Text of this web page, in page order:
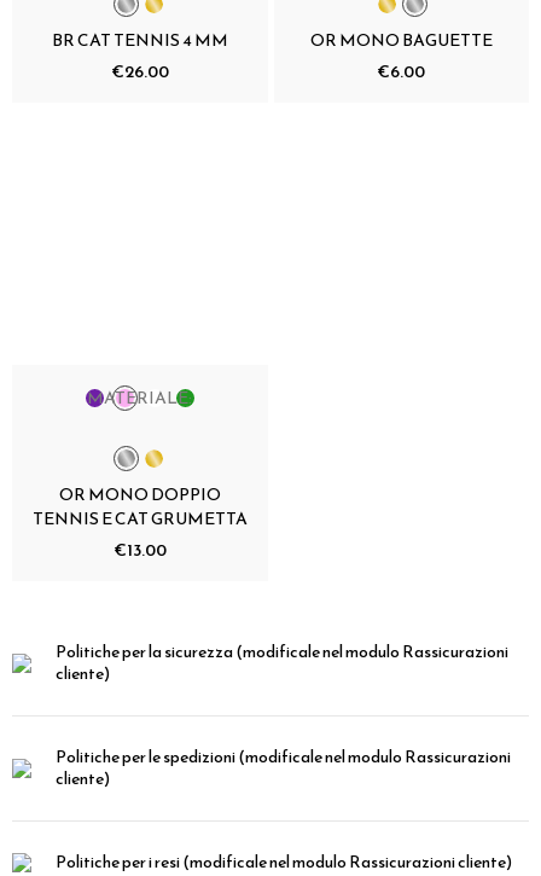
BR CAT TENNIS 4 MM
€26.00
OR MONO BAGUETTE
€6.00
MATERIALE:
OR MONO DOPPIO
TENNIS E CAT GRUMETTA
€13.00
Politiche per la sicurezza(modificale nel modulo Rassicurazioni
cliente)
Politiche per le spedizioni(modificale nel modulo Rassicurazioni
cliente)
Politiche per i resi(modificale nel modulo Rassicurazioni cliente)